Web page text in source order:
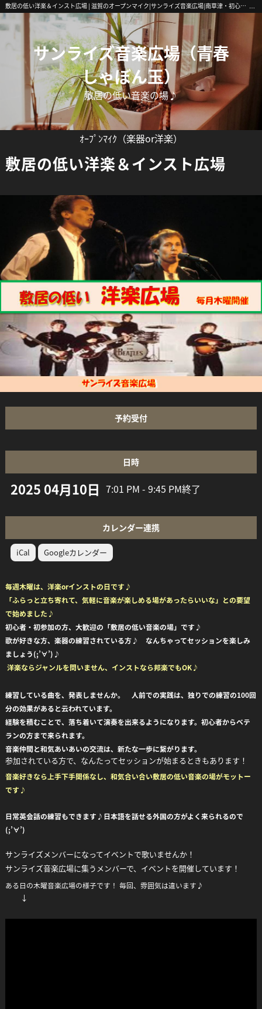
敷居の低い洋楽＆インスト広場 | 滋賀のオープンマイク|サンライズ音楽広場|南草津・初心者歓迎
サンライズ音楽広場（青春
しゃぼん玉）
敷居の低い音楽の場♪
ｵｰﾌﾟﾝﾏｲｸ（楽器or洋楽）
敷居の低い洋楽＆インスト広場
予約受付
日時
2025 04月10日 7:01 PM - 9:45 PM終了
カレンダー連携
iCal Googleカレンダー
毎週木曜は、洋楽orインストの日です♪
「ふらっと立ち寄れて、気軽に音楽が楽しめる場があったらいいな」との要望
で始めました♪
初心者・初参加の方、大歓迎の「敷居の低い音楽の場」です♪
歌が好きな方、楽器の練習されている方♪ なんちゃってセッションを楽しみ
ましょう(;’∀’)♪
洋楽ならジャンルを問いません、インストなら邦楽でもOK♪
練習している曲を、発表しませんか。 人前での実践は、独りでの練習の100回
分の効果があると云われています。
経験を積むことで、落ち着いて演奏を出来るようになります。初心者からベテ
ランの方まで来られます。
音楽仲間と和気あいあいの交流は、新たな一歩に繋がります。
参加されている方で、なんたってセッションが始まるときもあります！
音楽好きなら上手下手関係なし、和気合い合い敷居の低い音楽の場がモットー
です♪
日常英会話の練習もできます♪日本語を話せる外国の方がよく来られるので
(;’∀’)
サンライズメンバーになってイベントで歌いませんか！
サンライズ音楽広場に集うメンバーで、イベントを開催しています！
ある日の木曜音楽広場の様子です！ 毎回、雰囲気は違います♪
↓